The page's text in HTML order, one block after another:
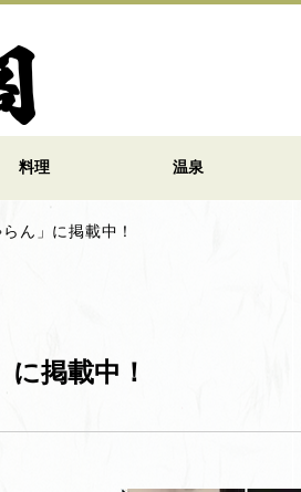
料理 温泉
ん」に掲載中！
掲載中！